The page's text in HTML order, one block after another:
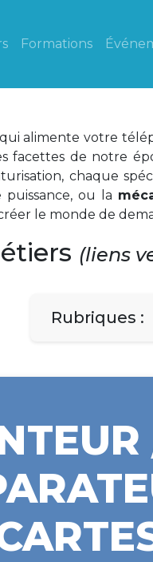
Formations
alimente votre
facettes de notre
chaque
puissance, ou la
le monde de
(liens
Rubriques :